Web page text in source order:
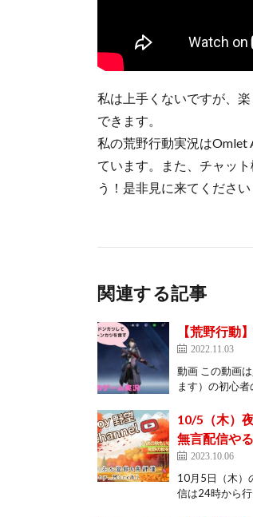
私は上手くないですが、
できます。
私の荒野行動実況はOmlet
ています。また、チャッ
う！是非見に来てください
関連する記事
【荒野行動
2022.11.03
動画 この動画
ます）の初心
10/5（木）
無言配信や
2023.10.06
10月5日（木）
信は24時から